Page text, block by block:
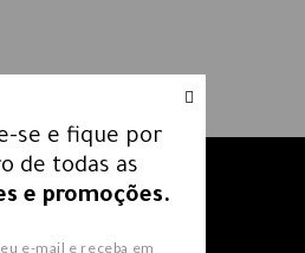
e-mails e fique
se e fique por
de todas as
e promoções.
e-mail e receba em